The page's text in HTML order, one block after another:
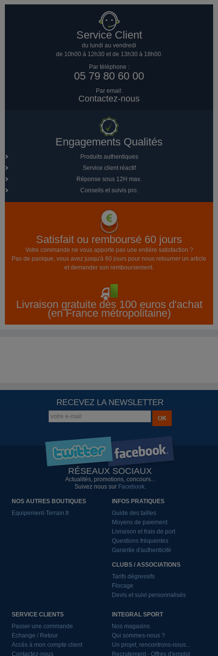
Service Client
du lundi au vendredi
de 10h00 à 12h30 et de 13h30 à 18h00.
Par téléphone :
05 79 80 60 00
Par email:
Contactez-nous
Engagements Qualités
Produits authentiques
Service client réactif
Réponse sous 12H max.
Conseils et suivis pro.
Satisfait ou remboursé 60 jours
Votre commande ne vous apporte pas une entière satisfaction ?
Pas de panique, vous avez jusqu'à 60 jours pour nous retourner un article
et demander son remboursement.
Livraison gratuite dès 100 euros d'achat
(en France métropolitaine)
RECEVEZ LA NEWSLETTER
RÉSEAUX SOCIAUX
Actualités, promotions, concours...
Suivez nous sur Facebook.
NOS AUTRES BOUTIQUES
Equipement-Terrain.fr
INFOS PRATIQUES
Guide des tailles
Moyens de paiement
Livraison et frais de port
Questions fréquentes
Garantie d'authenticité
CLUBS / ASSOCIATIONS
Tarifs dégressifs
Flocage
Devis et suivi personnalisés
SERVICE CLIENTS
Passer une commande
Echange / Retour
Accès à mon compte client
Contactez-nous
INTEGRAL SPORT
Nos magasins
Qui sommes-nous ?
Un projet, rencontrons-nous...
Recrutement - Offres d'emploi